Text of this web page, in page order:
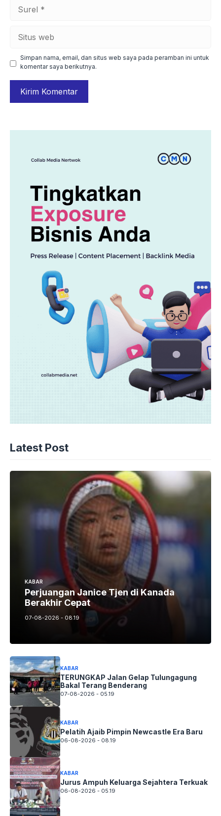
Simpan nama, email, dan situs web saya pada peramban ini untuk
komentar saya berikutnya.
Latest Post
KABAR
Perjuangan Janice Tjen di Kanada
Berakhir Cepat
07-08-2026 - 08.19
KABAR
TERUNGKAP Jalan Gelap Tulungagung
Bakal Terang Benderang
07-08-2026 - 05.19
KABAR
Pelatih Ajaib Pimpin Newcastle Era Baru
06-08-2026 - 08.19
KABAR
Jurus Ampuh Keluarga Sejahtera Terkuak
06-08-2026 - 05.19